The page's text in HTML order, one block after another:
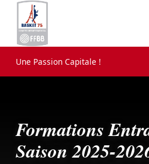
Une Passion Capitale !
Formations
Saison 2025-